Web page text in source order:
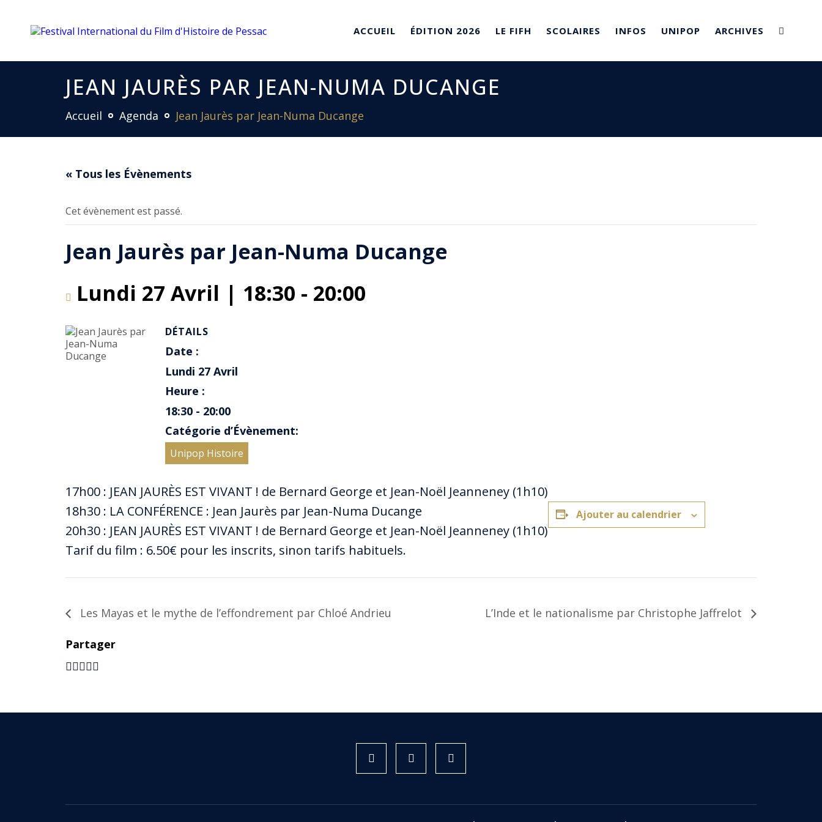
ACCUEIL ÉDITION 2026 LE FIFH SCOLAIRES INFOS UNIPOP ARCHIVES
JEAN JAURÈS PAR JEAN-NUMA DUCANGE
Accueil Agenda Jean Jaurès par Jean-Numa Ducange
« Tous les Évènements
Cet évènement est passé.
Jean Jaurès par Jean-Numa Ducange
Lundi 27 Avril | 18:30 - 20:00
DÉTAILS
Date :
Lundi 27 Avril
Heure :
18:30 - 20:00
Catégorie d’Évènement:
Unipop Histoire
17h00 : JEAN JAURÈS EST VIVANT ! de Bernard George et Jean-Noël Jeanneney (1h10)
18h30 : LA CONFÉRENCE : Jean Jaurès par Jean-Numa Ducange
20h30 : JEAN JAURÈS EST VIVANT ! de Bernard George et Jean-Noël Jeanneney (1h10)
Tarif du film : 6.50€ pour les inscrits, sinon tarifs habituels.
Ajouter au calendrier
Les Mayas et le mythe de l’effondrement par Chloé Andrieu L’Inde et le nationalisme par Christophe Jaffrelot
Partager
Instagram Facebook